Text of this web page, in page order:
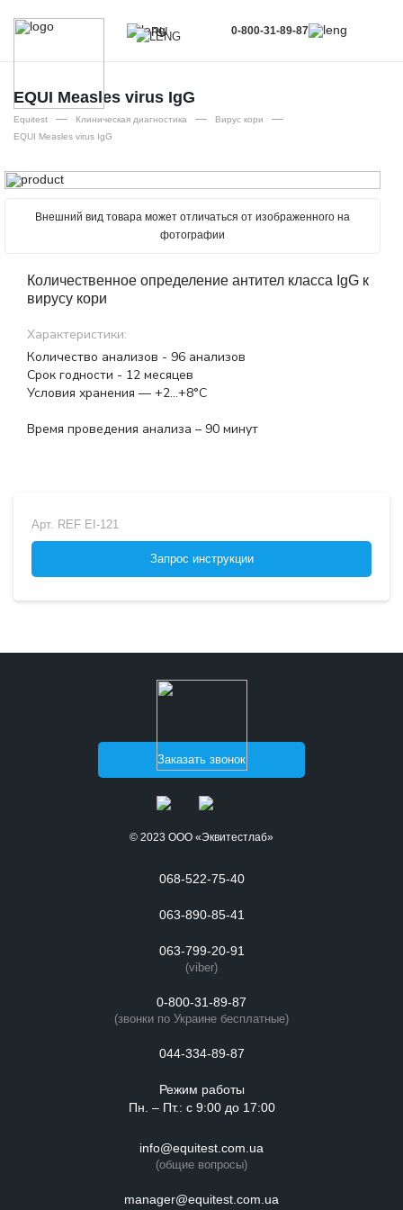
RU
EN
RU
0-800-31-89-87
EQUI Measles virus ІgG
Equitest — Клиническая диагностика — Вирус кори —
EQUI Measles virus ІgG
Внешний вид товара может отличаться от изображенного на
фотографии
Количественное определение антител класса IgG к
вирусу кори
Характеристики:
Количество анализов - 96 анализов
Срок годности - 12 месяцев
Условия хранения — +2…+8°С
Время проведения анализа – 90 минут
Арт. REF EI-121
Запрос инструкции
Заказать звонок
© 2023 ООО «Эквитестлаб»
068-522-75-40
063-890-85-41
063-799-20-91
(viber)
0-800-31-89-87
(звонки по Украине бесплатные)
044-334-89-87
Режим работы
Пн. – Пт.: с 9:00 до 17:00
info@equitest.com.ua
(общие вопросы)
manager@equitest.com.ua